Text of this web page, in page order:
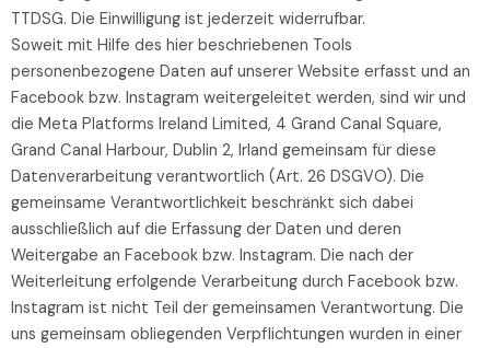
TTDSG. Die Einwilligung ist jederzeit widerrufbar.
Soweit mit Hilfe des hier beschriebenen Tools
personenbezogene Daten auf unserer Website erfasst und an
Facebook bzw. Instagram weitergeleitet werden, sind wir und
die Meta Platforms Ireland Limited, 4 Grand Canal Square,
Grand Canal Harbour, Dublin 2, Irland gemeinsam für diese
Datenverarbeitung verantwortlich (Art. 26 DSGVO). Die
gemeinsame Verantwortlichkeit beschränkt sich dabei
ausschließlich auf die Erfassung der Daten und deren
Weitergabe an Facebook bzw. Instagram. Die nach der
Weiterleitung erfolgende Verarbeitung durch Facebook bzw.
Instagram ist nicht Teil der gemeinsamen Verantwortung. Die
uns gemeinsam obliegenden Verpflichtungen wurden in einer